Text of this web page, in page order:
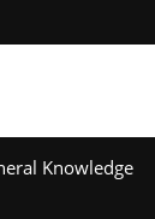
Knowledge